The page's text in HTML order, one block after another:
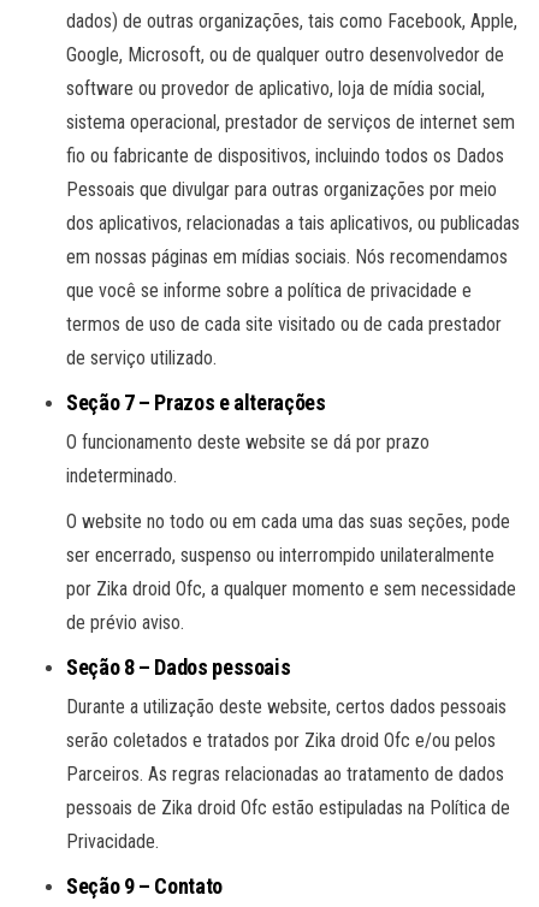
dados) de outras organizações, tais como Facebook, Apple,
Google, Microsoft, ou de qualquer outro desenvolvedor de
software ou provedor de aplicativo, loja de mídia social,
sistema operacional, prestador de serviços de internet sem
fio ou fabricante de dispositivos, incluindo todos os Dados
Pessoais que divulgar para outras organizações por meio
dos aplicativos, relacionadas a tais aplicativos, ou publicadas
em nossas páginas em mídias sociais. Nós recomendamos
que você se informe sobre a política de privacidade e
termos de uso de cada site visitado ou de cada prestador
de serviço utilizado.
Seção 7 – Prazos e alterações
O funcionamento deste website se dá por prazo
indeterminado.
O website no todo ou em cada uma das suas seções, pode
ser encerrado, suspenso ou interrompido unilateralmente
por Zika droid Ofc, a qualquer momento e sem necessidade
de prévio aviso.
Seção 8 – Dados pessoais
Durante a utilização deste website, certos dados pessoais
serão coletados e tratados por Zika droid Ofc e/ou pelos
Parceiros. As regras relacionadas ao tratamento de dados
pessoais de Zika droid Ofc estão estipuladas na Política de
Privacidade.
Seção 9 – Contato